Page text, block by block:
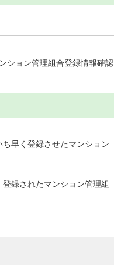
ション管理組合登録情報確認
早く登録させたマンション
録されたマンション管理組